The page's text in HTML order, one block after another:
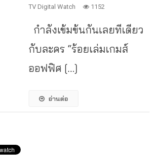
TV Digital Watch
1152
กำลังเข้มข้นกันเลยทีเดียว
กับละคร “ร้อยเล่มเกมส์
ออฟฟิศ […]
อ่านต่อ